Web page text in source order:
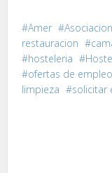
Amer
restauracion
hosteleria
ofertas de empleo
limpieza
solicitar